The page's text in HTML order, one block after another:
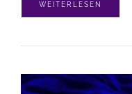
WEITERLESEN